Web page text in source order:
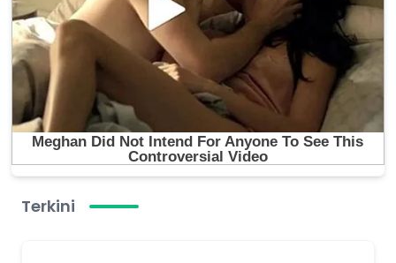
Terkini